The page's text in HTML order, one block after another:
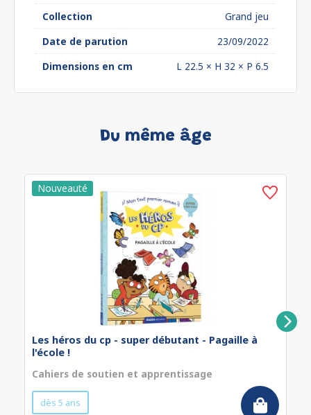
Collection
Grand jeu
Date de parution
23/09/2022
Dimensions en cm
L 22.5 × H 32 × P 6.5
Du même âge
Les héros du cp - super débutant - Pagaille à
l'école !
Cahiers de soutien et apprentissage
dès 5 ans